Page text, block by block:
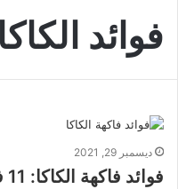
فوائد
ديسمبر 29, 2021